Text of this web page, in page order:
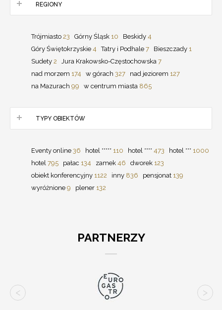
REGIONY
Trójmiasto 23 Górny Śląsk 10 Beskidy 4
Góry Świętokrzyskie 4 Tatry i Podhale 7 Bieszczady 1
Sudety 2 Jura Krakowsko-Częstochowska 7
nad morzem 174 w górach 327 nad jeziorem 127
na Mazurach 99 w centrum miasta 865
TYPY OBIEKTÓW
Eventy online 36 hotel ***** 110 hotel **** 473 hotel *** 1000
hotel 795 pałac 134 zamek 46 dworek 123
obiekt konferencyjny 1122 inny 836 pensjonat 139
wyróżnione 9 plener 132
PARTNERZY